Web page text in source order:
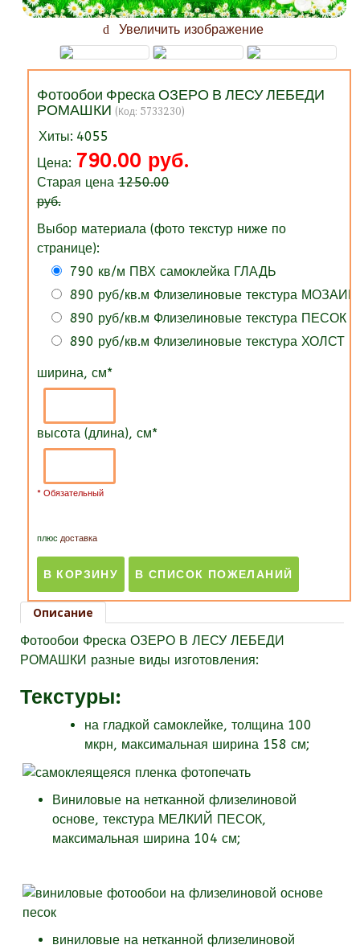
Увеличить изображение
Фотообои Фреска ОЗЕРО В ЛЕСУ ЛЕБЕДИ
РОМАШКИ (Код: 5733230)
Хиты: 4055
Цена: 790.00 руб.
Старая цена1250.00
руб.
Выбор материала (фото текстур ниже по
странице):
790 кв/м ПВХ самоклейка ГЛАДЬ
890 руб/кв.м Флизелиновые текстура
890 руб/кв.м Флизелиновые текстура ПЕСОК
890 руб/кв.м Флизелиновые текстура ХОЛСТ
ширина, см*
высота (длина), см*
* Обязательный
плюс доставка
Описание
Фотообои Фреска ОЗЕРО В ЛЕСУ ЛЕБЕДИ
РОМАШКИ разные виды изготовления:
Текстуры:
на гладкой самоклейке, толщина 100
мкрн, максимальная ширина 158 см;
Виниловые на нетканной флизелиновой
основе, текстура МЕЛКИЙ ПЕСОК,
максимальная ширина 104 см;
виниловые на нетканной флизелиновой